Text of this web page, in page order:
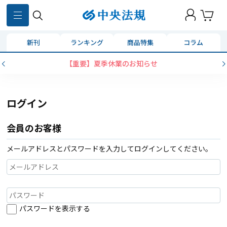
新刊 ランキング 商品特集 コラム
【重要】夏季休業のお知らせ
ログイン
会員のお客様
メールアドレスとパスワードを入力してログインしてください。
パスワードを表示する